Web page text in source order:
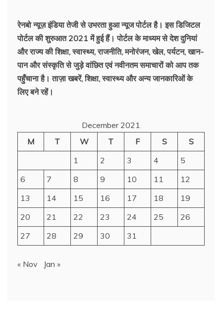
रेनबो न्यूज़ इंडिया तेजी से उभरता हुआ न्‍यूज पोर्टल है। इस डिजिटल
पोर्टल की शुरुआत 2021 में हुई हैं। पोर्टल के माध्यम से देश दुनियां
और राज्य की शिक्षा, स्वास्थ्य, राजनीति, मनोरंजन, खेल, पर्यटन, खान-
पान और संस्कृति से जुड़े वांछित एवं नवीनतम समाचारों को आप तक
पहुँचाना है। ताज़ा खबरें, शिक्षा, स्वास्थ्य और अन्य जानकारिओं के
लिए बने रहें।
December 2021
M
T W T F S
S
1
2 3 4
5
6
7 8 9 10 11
12
13
14 15 16 17 18
19
20
21 22 23 24 25
26
27
28 29 30 31
« Nov Jan »